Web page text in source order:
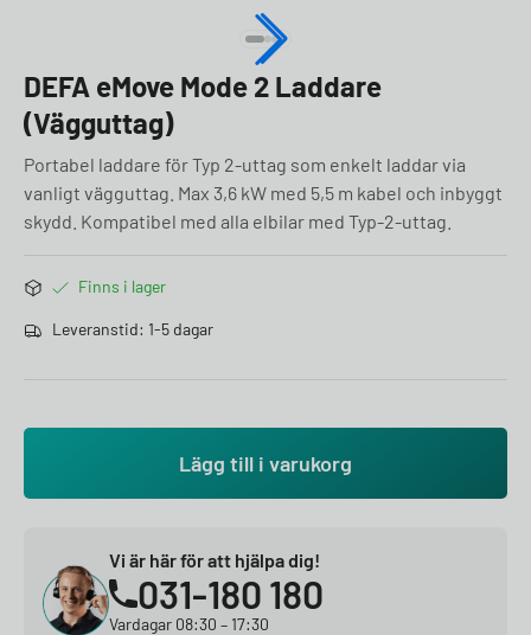
DEFA eMove Mode 2 Laddare
(Vägguttag)
Portabel laddare för Typ 2-uttag som enkelt laddar via
vanligt vägguttag. Max 3,6 kW med 5,5 m kabel och inbyggt
skydd. Kompatibel med alla elbilar med Typ-2-uttag.
Finns i lager
Leveranstid: 1-5 dagar
Lägg till i varukorg
Vi är här för att hjälpa dig!
031-180 180
Vardagar 08:30 – 17:30